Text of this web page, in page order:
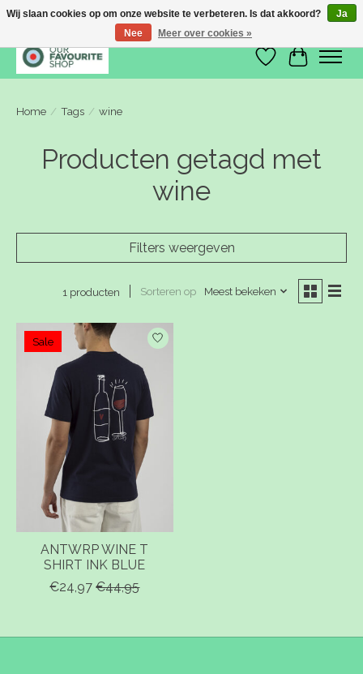
Verlanglijst
Home / Tags / wine
Producten getagd met
wine
Filters weergeven
1 producten Sorteren op Meest bekeken
Sale
ANTWRP WINE T
SHIRT INK BLUE
€24,97 €44,95
Wij slaan cookies op om onze website te verbeteren. Is dat akkoord?
Ja
Nee
Meer over cookies »